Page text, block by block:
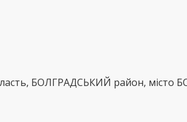
БОЛГРАДСЬКИЙ район, місто